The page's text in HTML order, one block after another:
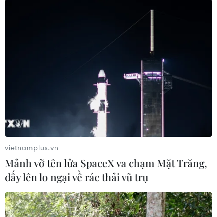
dưỡng học sinh giỏi trong thời gian qua.
Bộ Giáo dục và Đào tạo sẽ tổ chức đón và chúc
mừng thành tích của Đoàn dự thi Olympic Vật lý
quốc tế năm 2018 tại Sân bay quốc tế Nội Bài
(Hà Nội) vào lúc 6 giờ 30 ngày 30/7./.
(TTXVN/Vietnam+)
vietnamplus.vn
Mảnh vỡ tên lửa SpaceX va chạm Mặt Trăng,
dấy lên lo ngại về rác thải vũ trụ